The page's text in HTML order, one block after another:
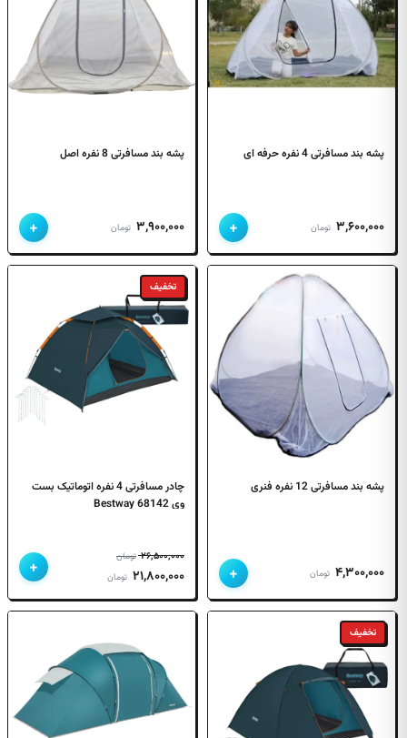
پشه بند مسافرتی 4 نفره حرفه ای
۳,۶۰۰,۰۰۰ تومان +
پشه بند مسافرتی 8 نفره اصل
۳,۹۰۰,۰۰۰ تومان +
پشه بند مسافرتی 12 نفره فنری
۴,۳۰۰,۰۰۰ تومان +
تخفیف
چادر مسافرتی 4 نفره اتوماتیک بست
وی 68142 Bestway
۲۶,۵۰۰,۰۰۰ تومان
قیمت
اصلی
۲۶,۵۰۰,۰۰۰ تومان
۲۱,۸۰۰,۰۰۰ تومانقیمت
فعلی
۲۱,۸۰۰,۰۰۰ تومان
است.
+
تخفیف